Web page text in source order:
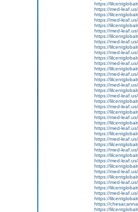
https://
https://med-leaf.us/
https://
https://med-leaf.us/
https://
https://med-leaf.us/
https://
https://med-leaf.us/
https://
https://med-leaf.us/
https://
https://med-leaf.us/
https://
https://med-leaf.us/
https://
https://med-leaf.us/
https://
https://med-leaf.us/
https://
https://med-leaf.us/
https://
https://med-leaf.us/
https://
https://med-leaf.us/
https://
https://med-leaf.us/
https://
https://med-leaf.us/
https://
https://med-leaf.us/
https://
https://med-leaf.us/
https://
https://med-leaf.us/
https://
https://med-leaf.us/
https://
https://
https://